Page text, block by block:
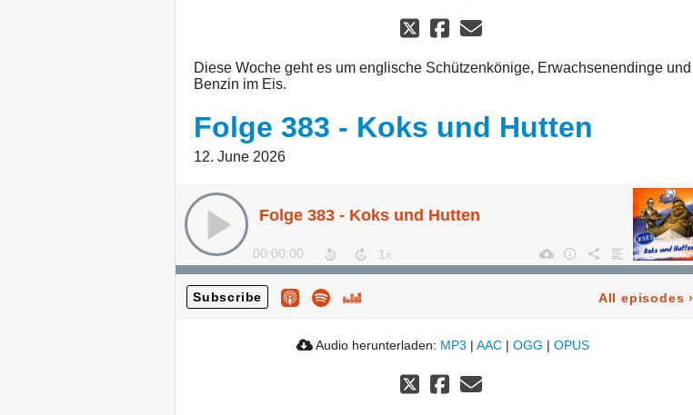
Diese Woche geht es um englische Schützenkönige, Erwachsenendinge und
Benzin im Eis.
Folge 383 - Koks und Hutten
12. June 2026
Folge 383 - Koks und Hutten
00:00:00
Subscribe All episodes ›
Audio herunterladen: MP3 | AAC | OGG | OPUS